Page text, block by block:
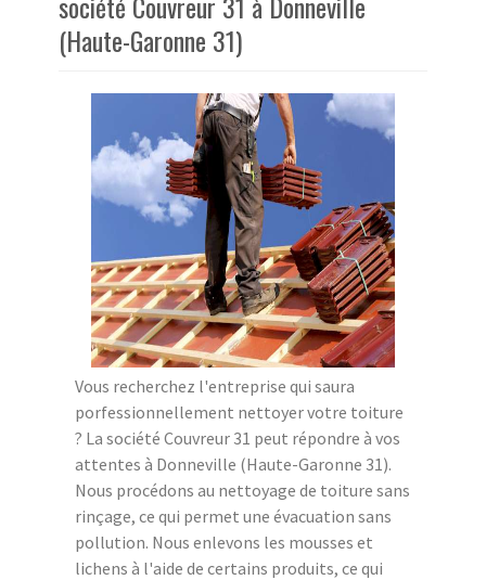
(Haute-Garonne 31)
Vous recherchez l'entreprise qui saura
porfessionnellement nettoyer votre toiture
? La société Couvreur 31 peut répondre à vos
attentes à Donneville (Haute-Garonne 31).
Nous procédons au nettoyage de toiture sans
rinçage, ce qui permet une évacuation sans
pollution. Nous enlevons les mousses et
lichens à l'aide de certains produits, ce qui